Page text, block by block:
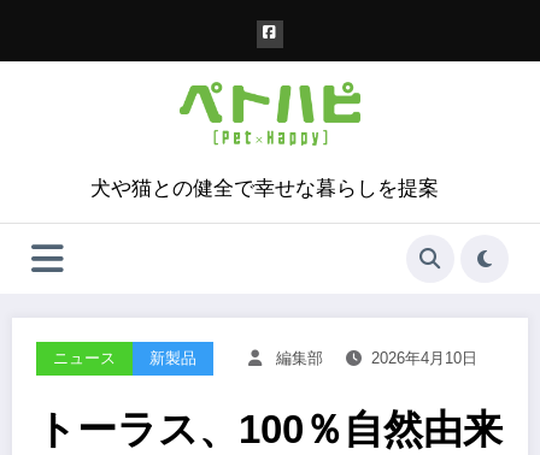
犬や猫との健全で幸せな暮らしを提案
ニュース 新製品 編集部 2026年4月10日
トーラス、100％自然由来